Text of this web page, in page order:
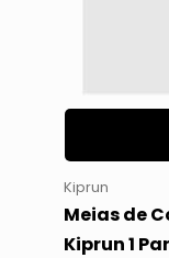
Kiprun
Meias de
Kiprun 1 Par